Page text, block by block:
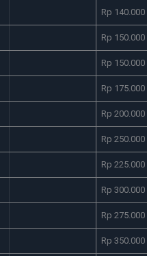
Rp 140.000
Rp 150.000
Rp 150.000
Rp 175.000
Rp 200.000
Rp 250.000
Rp 225.000
Rp 300.000
Rp 275.000
Rp 350.000